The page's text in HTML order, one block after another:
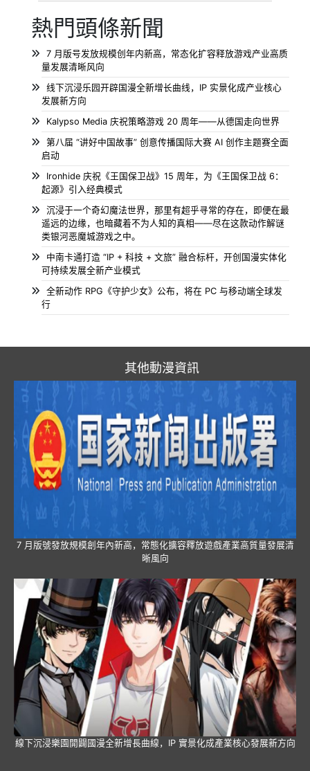
熱門頭條新聞
7 月版号发放规模创年内新高，常态化扩容释放游戏产业高质
量发展清晰风向
线下沉浸乐园开辟国漫全新增长曲线，IP 实景化成产业核心
发展新方向
Kalypso Media 庆祝策略游戏 20 周年——从德国走向世界
第八届 “讲好中国故事” 创意传播国际大赛 AI 创作主题赛全面
启动
Ironhide 庆祝《王国保卫战》15 周年，为《王国保卫战 6：
起源》引入经典模式
沉浸于一个奇幻魔法世界，那里有超乎寻常的存在，即便在最
遥远的边缘，也暗藏着不为人知的真相——尽在这款动作解谜
类银河恶魔城游戏之中。
中南卡通打造 “IP + 科技 + 文旅” 融合标杆，开创国漫实体化
可持续发展全新产业模式
全新动作 RPG《守护少女》公布，将在 PC 与移动端全球发
行
其他動漫資訊
7 月版號發放規模創年內新高，常態化擴容釋放遊戲產業高質量發展清
晰風向
線下沉浸樂園開闢國漫全新增長曲線，IP 實景化成產業核心發展新方向